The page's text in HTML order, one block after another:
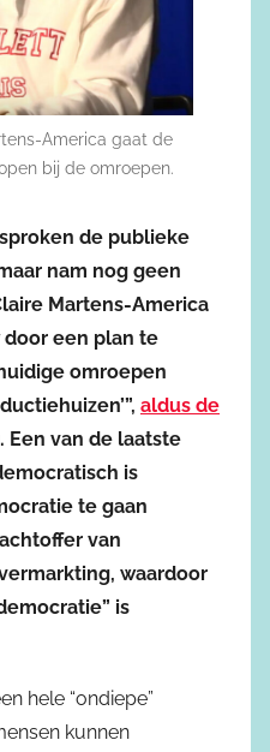
America gaat de
bij de omroepen.
de publieke
nam nog geen
Martens-America
een plan te
omroepen
aldus de
Een van de laatste
is
te gaan
van
waardoor
is
hele “ondiepe”
kunnen